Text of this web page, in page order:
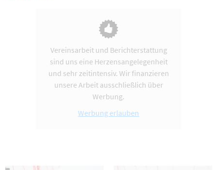
Vereinsarbeit und Berichterstattung
sind uns eine Herzensangelegenheit
und sehr zeitintensiv. Wir finanzieren
unsere Arbeit ausschließlich über
Werbung.
Werbung erlauben